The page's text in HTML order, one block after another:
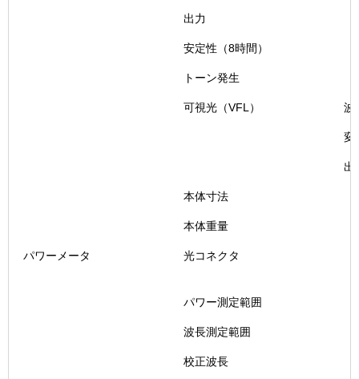
出力
安定性（8時間）
トーン発生
可視光（VFL） 波
変
出
本体寸法
本体重量
パワーメータ 光コネクタ
パワー測定範囲
波長測定範囲
校正波長